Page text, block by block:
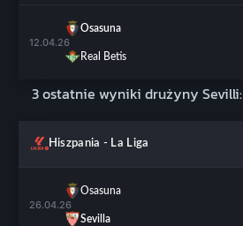
12.04.26
Osasuna
Real Betis
3 ostatnie wyniki drużyny Sevilli:
Hiszpania - La Liga
26.04.26
Osasuna
Sevilla